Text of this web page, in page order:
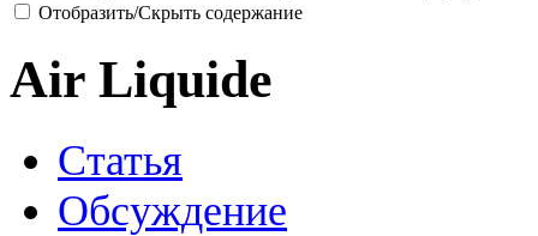
Отобразить/Скрыть содержание
Air Liquide
Статья
Обсуждение